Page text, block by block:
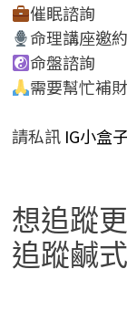
催眠諮詢
命理講座邀約
命盤諮詢
需要幫忙補
請私訊IG小盒
想追蹤
追蹤鹹